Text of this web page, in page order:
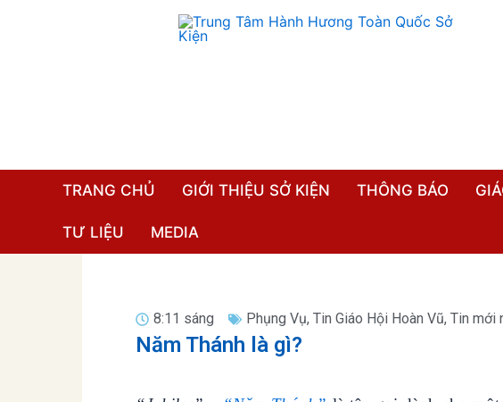
TRANG CHỦ GIỚI THIỆU SỞ KIỆN THÔNG BÁO
TƯ LIỆU MEDIA
8:11 sáng Phụng Vụ, Tin Giáo Hội Hoàn Vũ, Tin mới
Năm Thánh là gì?